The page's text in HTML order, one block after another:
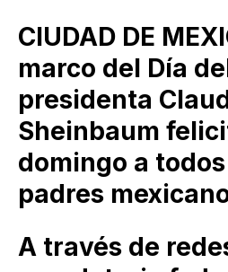
CIUDAD DE
marco del Día
presidenta
Sheinbaum
domingo a
padres
A través de